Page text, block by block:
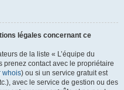
légales concernant ce
de la liste « L’équipe du
prenez contact avec le propriétaire
whois) ou si un service gratuit est
avec le service de gestion ou des